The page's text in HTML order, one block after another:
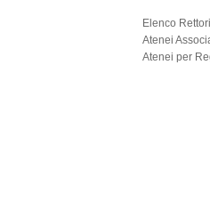
Elenco Rettori
Atenei
Atenei per